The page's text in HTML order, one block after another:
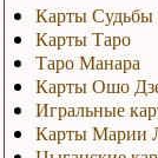
Карты
Карты Таро
Таро Манара
Карты Ошо
Игральные
Карты Марии